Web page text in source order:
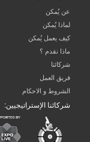
عن يُمكن
لماذا يُمكن
كيف يعمل يُمكن
ماذا نقدم ؟
شركائنا
فريق العمل
الشروط و الاحكام
شركائنا الإستراتيجيين: